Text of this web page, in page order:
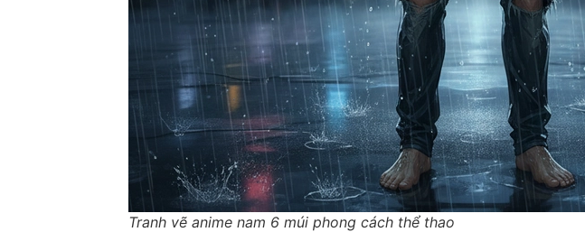
Tranh vẽ anime nam 6 múi phong cách thể thao